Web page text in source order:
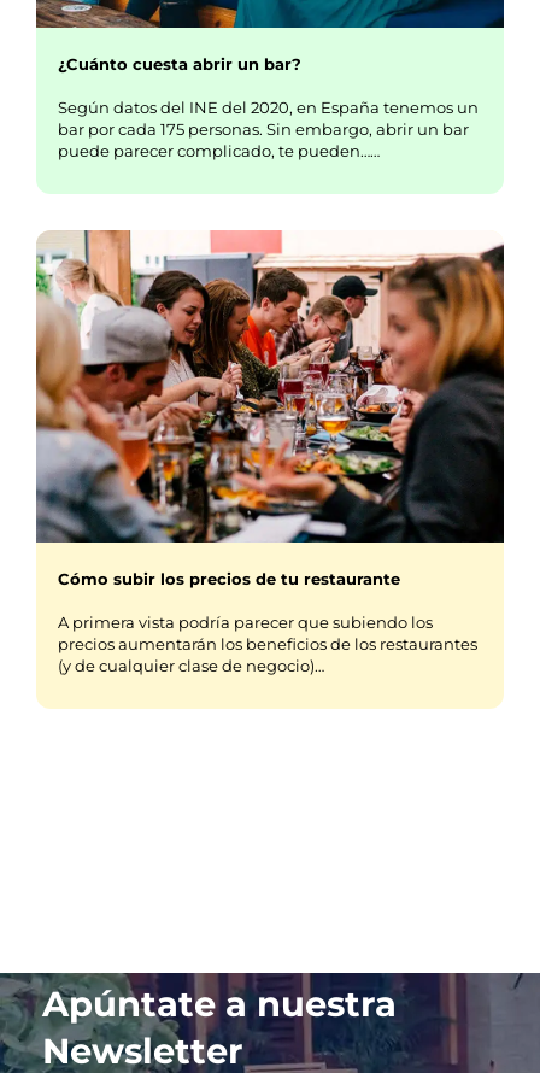
¿Cuánto cuesta abrir un bar?
Según datos del INE del 2020, en España tenemos un
bar por cada 175 personas. Sin embargo, abrir un bar
puede parecer complicado, te pueden……
Cómo subir los precios de tu restaurante
A primera vista podría parecer que subiendo los
precios aumentarán los beneficios de los restaurantes
(y de cualquier clase de negocio)…
Apúntate a nuestra
Newsletter